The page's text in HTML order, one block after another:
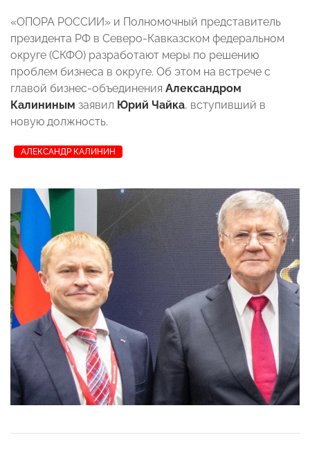
«ОПОРА РОССИИ» и Полномочный представитель
президента РФ в Северо-Кавказском федеральном
округе (СКФО) разработают меры по решению
проблем бизнеса в округе. Об этом на встрече с
главой бизнес-объединения Александром
Калининым заявил Юрий Чайка, вступивший в
новую должность.
АЛЕКСАНДР КАЛИНИН